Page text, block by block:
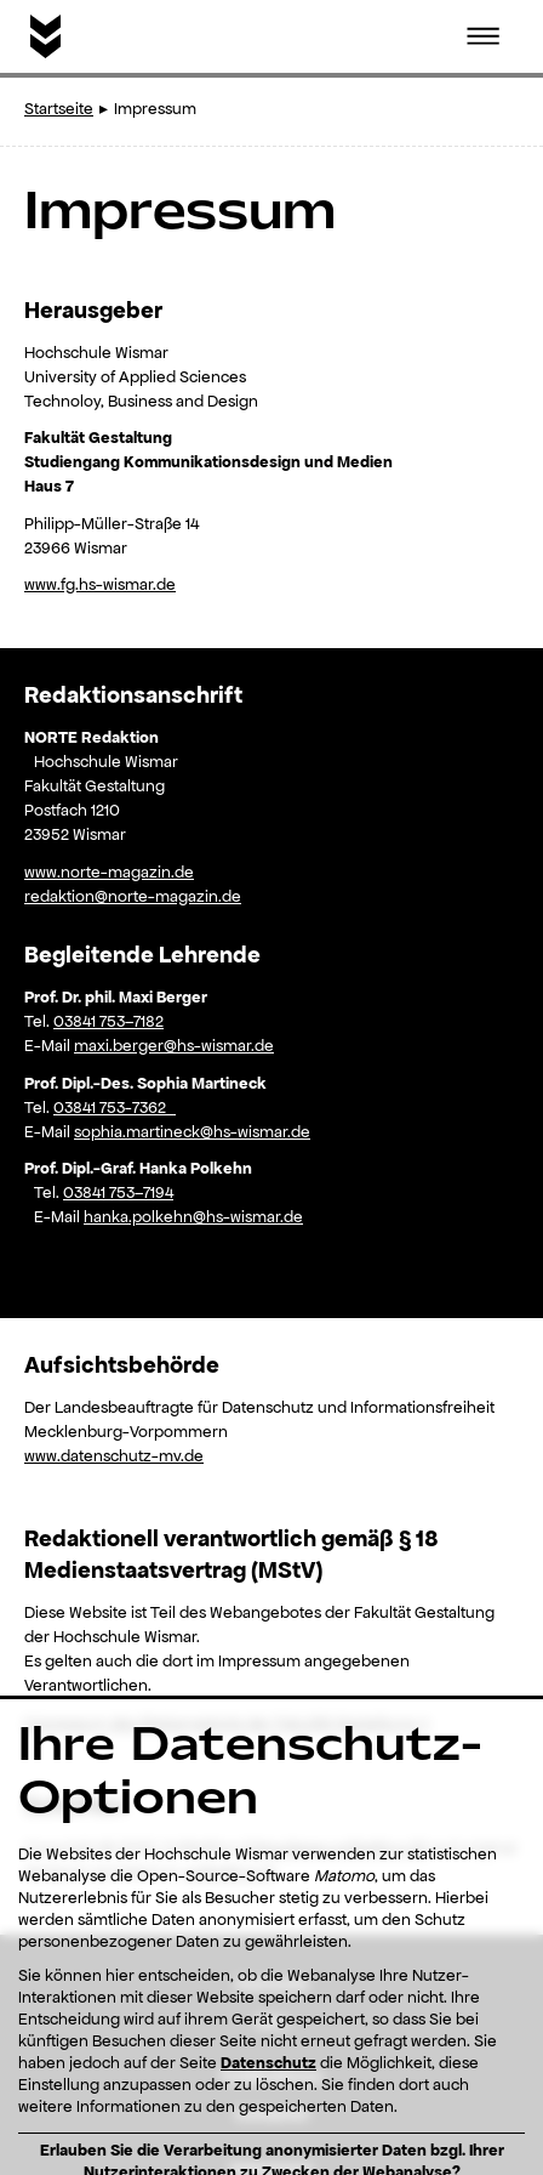
Startseite
Idee
Instagram
Startseite Impressum
Ihre Datenschutz-
Optionen
Die Websites der Hochschule Wismar verwenden zur statistischen
Webanalyse die Open-Source-Software Matomo, um das
Nutzererlebnis für Sie als Besucher stetig zu verbessern. Hierbei
werden sämtliche Daten anonymisiert erfasst, um den Schutz
personenbezogener Daten zu gewährleisten.
Sie können hier entscheiden, ob die Webanalyse Ihre Nutzer-
Interaktionen mit dieser Website speichern darf oder nicht. Ihre
Entscheidung wird auf ihrem Gerät gespeichert, so dass Sie bei
künftigen Besuchen dieser Seite nicht erneut gefragt werden. Sie
haben jedoch auf der Seite Datenschutzdie Möglichkeit, diese
Einstellung anzupassen oder zu löschen. Sie finden dort auch
weitere Informationen zu den gespeicherten Daten.
Erlauben Sie die Verarbeitung anonymisierter Daten bzgl. Ihrer
Impressum
Herausgeber
Hochschule Wismar
University of Applied Sciences
Technoloy, Business and Design
Fakultät Gestaltung
Studiengang Kommunikationsdesign und Medien
Haus 7
Philipp-Müller-Straße 14
23966 Wismar
www.fg.hs-wismar.de
Redaktionsanschrift
NORTE Redaktion
Hochschule Wismar
Fakultät Gestaltung
Postfach 1210
23952 Wismar
www.norte-magazin.de
redaktion@norte-magazin.de
Begleitende Lehrende
Prof. Dr. phil. Maxi Berger
Tel. 03841 753–7182
E-Mail maxi.berger@hs-wismar.de
Prof. Dipl.-Des. Sophia Martineck
Tel. 03841 753-7362
E-Mail sophia.martineck@hs-wismar.de
Prof. Dipl.-Graf. Hanka Polkehn
Tel. 03841 753–7194
E-Mail hanka.polkehn@hs-wismar.de
Aufsichtsbehörde
Der Landesbeauftragte für Datenschutz und Informationsfreiheit
Mecklenburg-Vorpommern
www.datenschutz-mv.de
Redaktionell verantwortlich gemäß § 18
Medienstaatsvertrag (MStV)
Diese Website ist Teil des Webangebotes der Fakultät Gestaltung
der Hochschule Wismar.
Es gelten auch die dort im Impressum angegebenen
Verantwortlichen.
Impressum des Webangebots der Fakultät Gestaltung →
Schriften
Copyright © 2023, Collletttivo (https://www.collletttivo.it/) and original
designer (as listed oncollletttivo.it)
Startseite
Idee
Publikationen
Instagram
Impressum